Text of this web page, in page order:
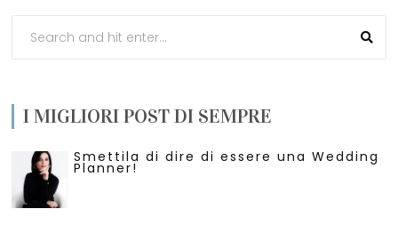
I MIGLIORI POST DI SEMPRE
Smettila di dire di essere una Wedding
Planner!